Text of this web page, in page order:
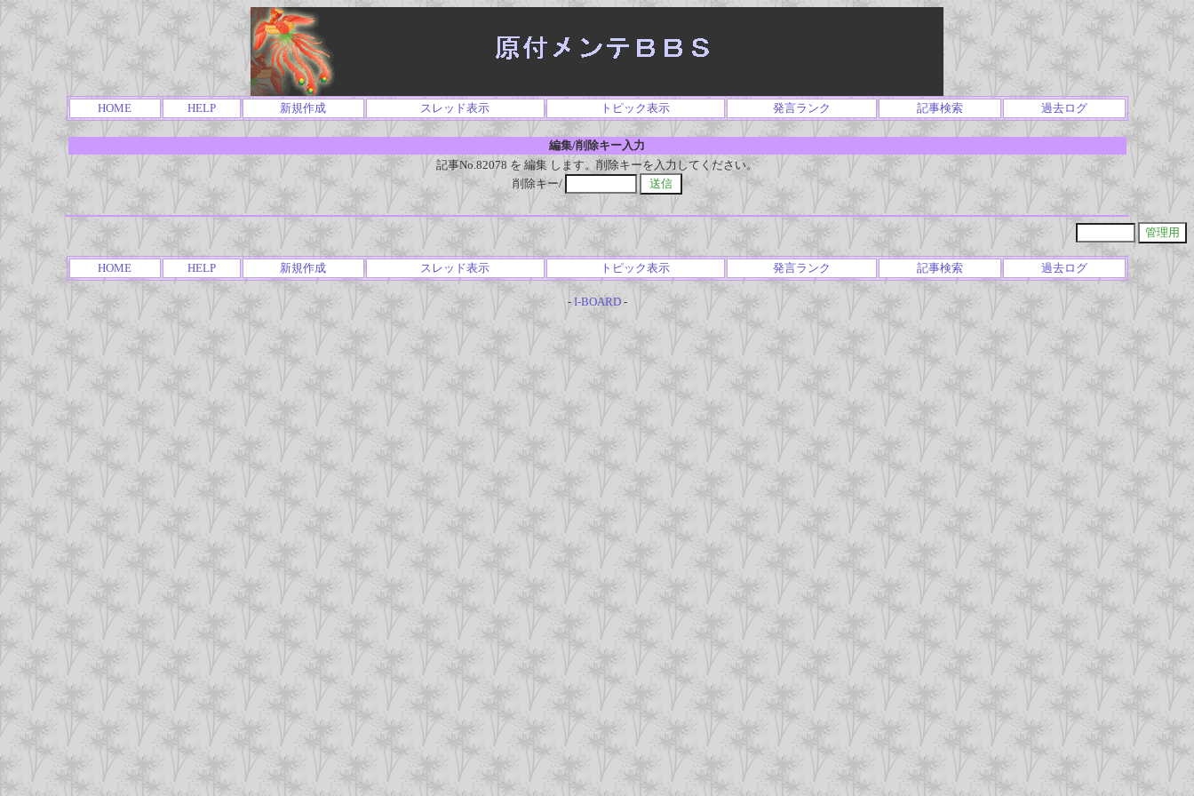
HOME HELP 新規作成 スレッド表示 トピック表示 発言ランク 記事検索 過去ログ
編集/削除キー入力
記事No.82078 を 編集 します。削除キーを入力してください。
削除キー/
HOME HELP 新規作成 スレッド表示 トピック表示 発言ランク 記事検索 過去ログ
- I-BOARD-